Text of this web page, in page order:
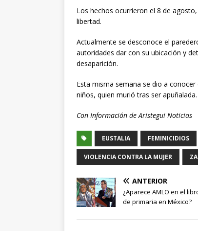
Los hechos ocurrieron el 8 de
libertad.
Actualmente se desconoce el
autoridades dar con su ubicación y
desaparición.
Esta misma semana se dio a
niños, quien murió tras ser apuñalada.
Con Información de Aristegui Noticias
EUSTALIA FEMINICIDIOS
VIOLENCIA CONTRA LA MUJER
ANTERIOR
¿Aparece AMLO en el
de primaria en México?